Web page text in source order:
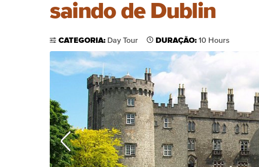
saindo de Dublin
CATEGORIA: Day Tour DURAÇÃO: 10 Hours